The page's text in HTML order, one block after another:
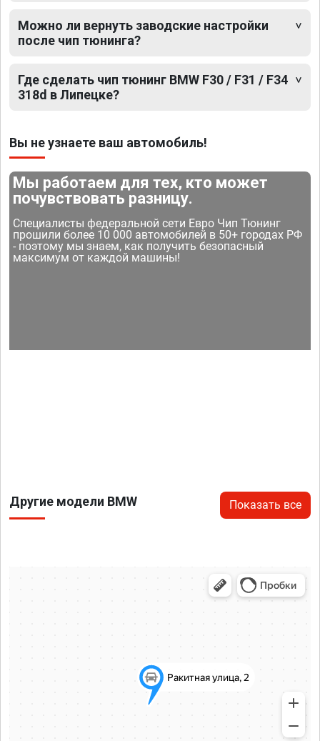
Можно ли вернуть заводские настройки
после чип тюнинга?
Где сделать чип тюнинг BMW F30 / F31 / F34
318d в Липецке?
Вы не узнаете ваш автомобиль!
Мы работаем для тех, кто может
почувствовать разницу.
Специалисты федеральной сети Евро Чип Тюнинг
прошили более 10 000 автомобилей в 50+ городах РФ
- поэтому мы знаем, как получить безопасный
максимум от каждой машины!
Другие модели BMW Показать все